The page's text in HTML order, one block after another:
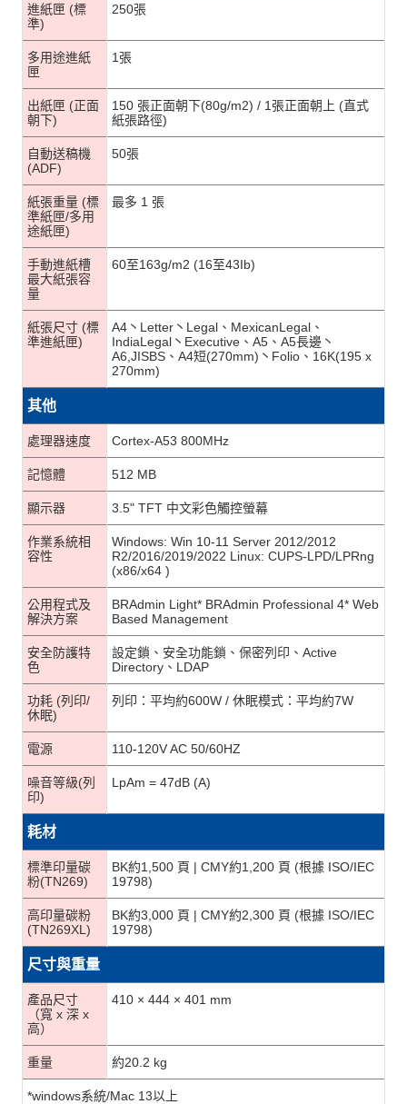
進紙匣 (標
準)
250張
多用途進紙
匣
1張
出紙匣 (正面
朝下)
150 張正面朝下(80g/m2) / 1張正面朝上 (直式
紙張路徑)
自動送稿機
(ADF)
50張
紙張重量 (標
準紙匣/多用
途紙匣)
最多 1 張
手動進紙槽
最大紙張容
量
60至163g/m2 (16至43Ib)
紙張尺寸 (標
準進紙匣)
A4丶Letter丶Legal、MexicanLegal、
IndiaLegal丶Executive、A5、A5長邊丶
A6,JISBS、A4短(270mm)丶Folio、16K(195 x
270mm)
其他
處理器速度 Cortex-A53 800MHz
記憶體 512 MB
顯示器 3.5" TFT 中文彩色觸控螢幕
作業系統相
容性
Windows: Win 10-11 Server 2012/2012
R2/2016/2019/2022 Linux: CUPS-LPD/LPRng
(x86/x64 )
公用程式及
解決方案
BRAdmin Light* BRAdmin Professional 4* Web
Based Management
安全防護特
色
設定鎖、安全功能鎖、保密列印、Active
Directory、LDAP
功耗 (列印/
休眠)
列印：平均約600W / 休眠模式：平均約7W
電源 110-120V AC 50/60HZ
噪音等級(列
印)
LpAm = 47dB (A)
耗材
標準印量碳
粉(TN269)
BK約1,500 頁 | CMY約1,200 頁 (根據 ISO/IEC
19798)
高印量碳粉
(TN269XL)
BK約3,000 頁 | CMY約2,300 頁 (根據 ISO/IEC
19798)
尺寸與重量
產品尺寸
（寬 x 深 x
高）
410 × 444 × 401 mm
重量 約20.2 kg
*windows系統/Mac 13以上